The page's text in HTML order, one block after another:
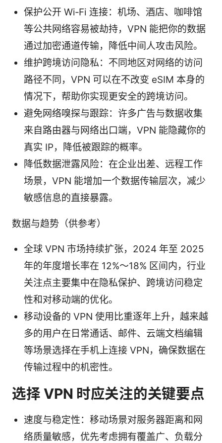
保护公开 Wi‑Fi 连接：机场、酒店、咖啡馆
等公共网络容易被劫持，VPN 能把你的数据
通过加密通道传输，降低中间人攻击风险。
维护跨境访问隐私：不同地区对网络的访问
路径不同，VPN 可以在不改变 eSIM 本身的
情况下，帮助你实现更安全的跨境访问。
避免网络嗅探与跟踪：许多广告与数据收集
来自路由器与网络出口端，VPN 能隐藏你的
真实 IP，降低被跟踪的概率。
降低数据泄露风险：在企业出差、远程工作
场景，VPN 能增加一个数据传输层次，减少
敏感信息的直接暴露。
数据与趋势（供参考）
全球 VPN 市场持续扩张，2024 年至 2025
年的年度增长率在 12%～18% 区间内，行业
关注点主要集中在隐私保护、跨境访问稳定
性和对移动端的优化。
移动设备的 VPN 使用比重逐年上升，越来越
多的用户在日常通话、邮件、云端文档编辑
等场景选择在手机上连接 VPN，确保数据在
传输过程中的机密性。
选择 VPN 时应关注的关键要点
速度与稳定性：移动场景对服务器距离和网
络质量敏感，优先考虑拥有覆盖广、负载分